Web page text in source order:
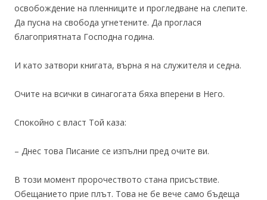
освобождение на пленниците и прогледване на слепите.
Да пусна на свобода угнетените. Да проглася
благоприятната Господна година.
И като затвори книгата, върна я на служителя и седна.
Очите на всички в синагогата бяха вперени в Него.
Спокойно с власт Той каза:
– Днес това Писание се изпълни пред очите ви.
В този момент пророчеството стана присъствие.
Обещанието прие плът. Това не бе вече само бъдеща